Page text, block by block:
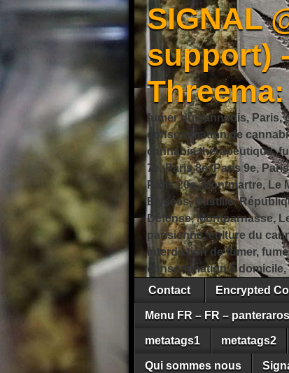
SIGNAL
support)
fumer du cannabis, Paris,
consommation de
cannabis thérapeutique,
7e, Paris 8e, Paris 9e,
Paris 20e, Montmartre, Le
Élysées, Bastille,
Défense, Montparnasse,
parisienne, culture du
interdiction de fumer,
consommation à
Contact
Encrypted
Menu FR – FR –
metatags1 metatags2
Qui sommes nous